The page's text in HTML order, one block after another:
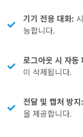
기기 전용 대화:
능합니다.
로그아웃 시 자동
이 삭제됩니다.
전달 및 캡처 방지:
을 제공합니다.